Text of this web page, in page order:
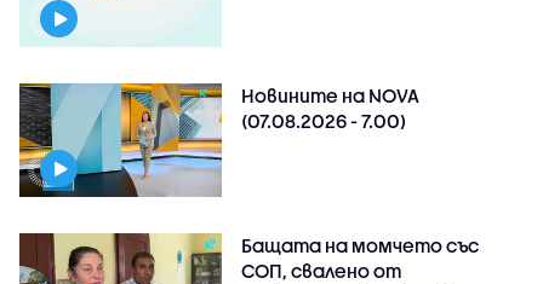
Новините на NOVA
(07.08.2026 - 7.00)
Бащата на момчето със
СОП, свалено от